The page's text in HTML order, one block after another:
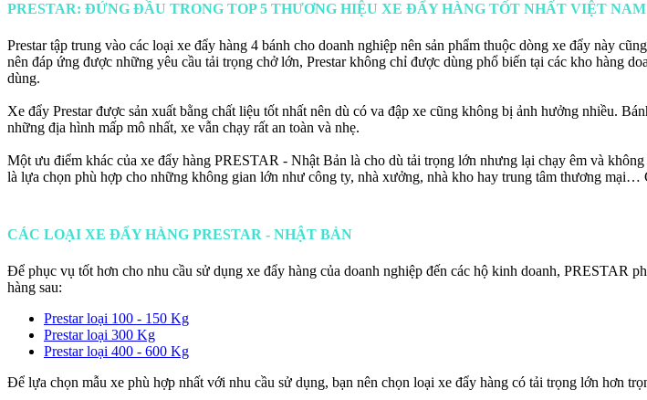
PRESTAR: ĐỨNG ĐẦU TRONG TOP 5 THƯƠNG HIỆU XE ĐẨY HÀNG TỐT NHẤT VIỆT NAM
Prestar tập trung vào các loại xe đẩy hàng 4 bánh cho doanh nghiệp nên sản phẩm thuộc dòng xe đẩy này
nên đáp ứng được những yêu cầu tải trọng chở lớn, Prestar không chỉ được dùng phổ biến tại các kho hàng
dùng.
Xe đẩy Prestar được sản xuất bằng chất liệu tốt nhất nên dù có va đập xe cũng không bị ảnh hưởng nhiều.
những địa hình mấp mô nhất, xe vẫn chạy rất an toàn và nhẹ.
Một ưu điểm khác của xe đẩy hàng PRESTAR - Nhật Bản là cho dù tải trọng lớn nhưng lại chạy êm và
là lựa chọn phù hợp cho những không gian lớn như công ty, nhà xưởng, nhà kho hay trung tâm thương
CÁC LOẠI XE ĐẨY HÀNG PRESTAR - NHẬT BẢN
Để phục vụ tốt hơn cho nhu cầu sử dụng xe đẩy hàng của doanh nghiệp đến các hộ kinh doanh, PRESTAR
hàng sau:
Prestar loại 100 - 150 Kg
Prestar loại 300 Kg
Prestar loại 400 - 600 Kg
Để lựa chọn mẫu xe phù hợp nhất với nhu cầu sử dụng, bạn nên chọn loại xe đẩy hàng có tải trọng lớn hơn